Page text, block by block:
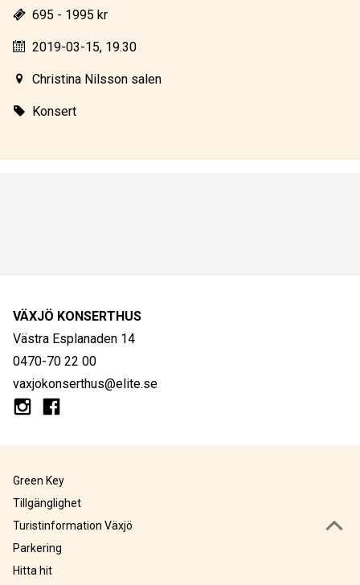
695 - 1995 kr
2019-03-15, 19.30
Christina Nilsson salen
Konsert
VÄXJÖ KONSERTHUS
Västra Esplanaden 14
0470-70 22 00
vaxjokonserthus@elite.se
Green Key
Tillgänglighet
Turistinformation Växjö
Parkering
Hitta hit